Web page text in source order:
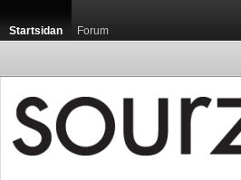
Startsidan Forum